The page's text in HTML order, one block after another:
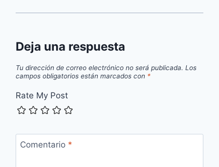
Deja una respuesta
Tu dirección de correo electrónico no será publicada. Los
campos obligatorios están marcados con *
Rate My Post
Comentario *